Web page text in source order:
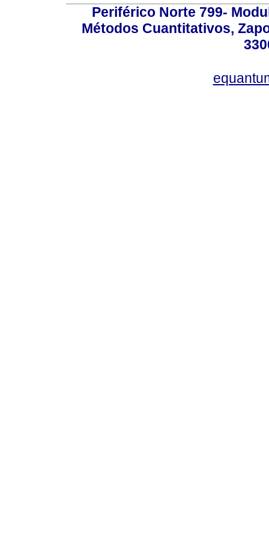
Periférico Norte 799-
Métodos Cuantitativos,